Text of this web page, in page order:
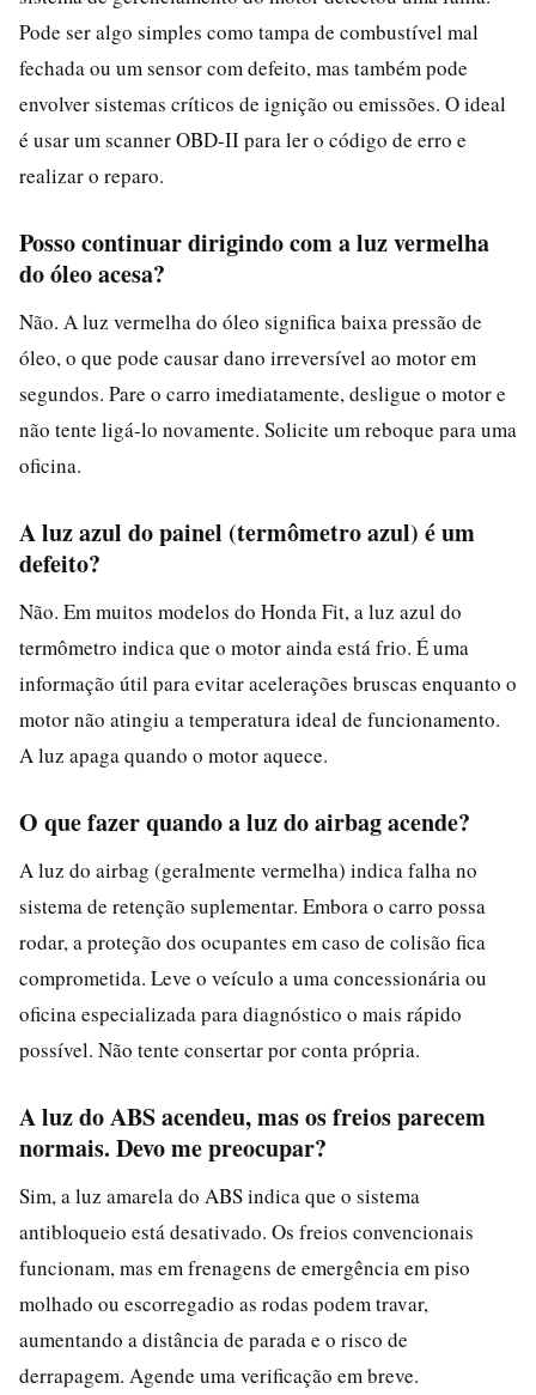
Pode ser algo simples como tampa de combustível mal
fechada ou um sensor com defeito, mas também pode
envolver sistemas críticos de ignição ou emissões. O ideal
é usar um scanner OBD-II para ler o código de erro e
realizar o reparo.
Posso continuar dirigindo com a luz vermelha
do óleo acesa?
Não. A luz vermelha do óleo significa baixa pressão de
óleo, o que pode causar dano irreversível ao motor em
segundos. Pare o carro imediatamente, desligue o motor e
não tente ligá-lo novamente. Solicite um reboque para uma
oficina.
A luz azul do painel (termômetro azul) é um
defeito?
Não. Em muitos modelos do Honda Fit, a luz azul do
termômetro indica que o motor ainda está frio. É uma
informação útil para evitar acelerações bruscas enquanto o
motor não atingiu a temperatura ideal de funcionamento.
A luz apaga quando o motor aquece.
O que fazer quando a luz do airbag acende?
A luz do airbag (geralmente vermelha) indica falha no
sistema de retenção suplementar. Embora o carro possa
rodar, a proteção dos ocupantes em caso de colisão fica
comprometida. Leve o veículo a uma concessionária ou
oficina especializada para diagnóstico o mais rápido
possível. Não tente consertar por conta própria.
A luz do ABS acendeu, mas os freios parecem
normais. Devo me preocupar?
Sim, a luz amarela do ABS indica que o sistema
antibloqueio está desativado. Os freios convencionais
funcionam, mas em frenagens de emergência em piso
molhado ou escorregadio as rodas podem travar,
aumentando a distância de parada e o risco de
derrapagem. Agende uma verificação em breve.